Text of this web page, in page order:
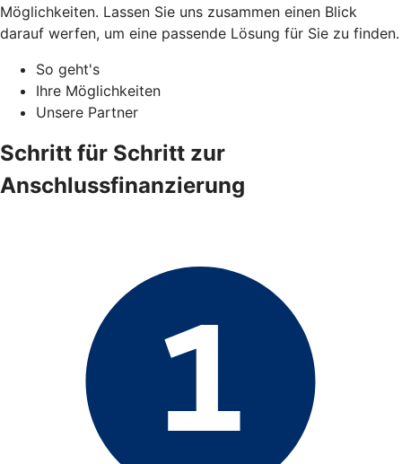
Möglichkeiten. Lassen Sie uns zusammen einen Blick
darauf werfen, um eine passende Lösung für Sie zu finden.
So geht's
Ihre Möglichkeiten
Unsere Partner
Schritt für Schritt zur
Anschlussfinanzierung